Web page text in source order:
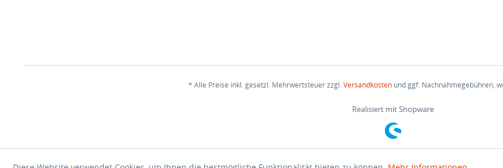
* Alle Preise inkl. gesetzl. Mehrwertsteuer zzgl.Versandkostenund ggf. Nachnahmegebühren,
Realisiert mit Shopware